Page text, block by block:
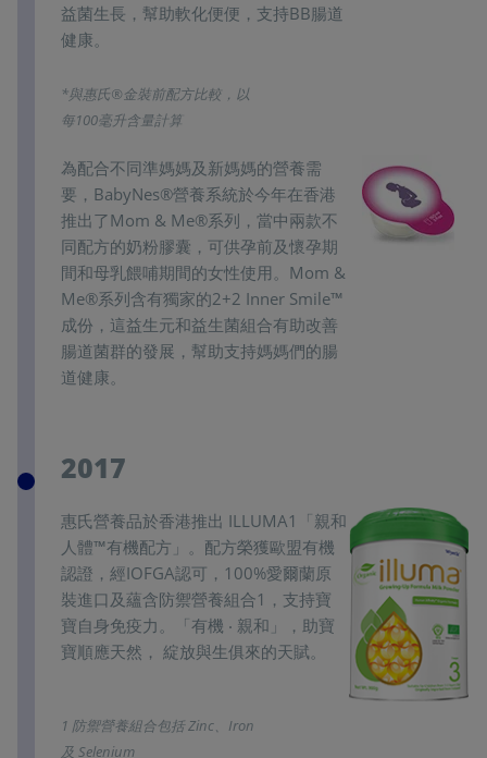
益菌生長，幫助軟化便便，支持BB腸道
健康。
*與惠氏®金裝前配方比較，以
每100毫升含量計算
為配合不同準媽媽及新媽媽的營養需
要，BabyNes®營養系統於今年在香港
推出了Mom & Me®系列，當中兩款不
同配方的奶粉膠囊，可供孕前及懷孕期
間和母乳餵哺期間的女性使用。Mom &
Me®系列含有獨家的2+2 Inner Smile™
成份，這益生元和益生菌組合有助改善
腸道菌群的發展，幫助支持媽媽們的腸
道健康。
2017
惠氏營養品於香港推出 ILLUMA1「親和
人體™有機配方」。配方榮獲歐盟有機
認證，經IOFGA認可，100%愛爾蘭原
裝進口及蘊含防禦營養組合1，支持寶
寶自身免疫力。「有機 ‧ 親和」，助寶
寶順應天然， 綻放與生俱來的天賦。
1 防禦營養組合包括 Zinc、Iron
及 Selenium